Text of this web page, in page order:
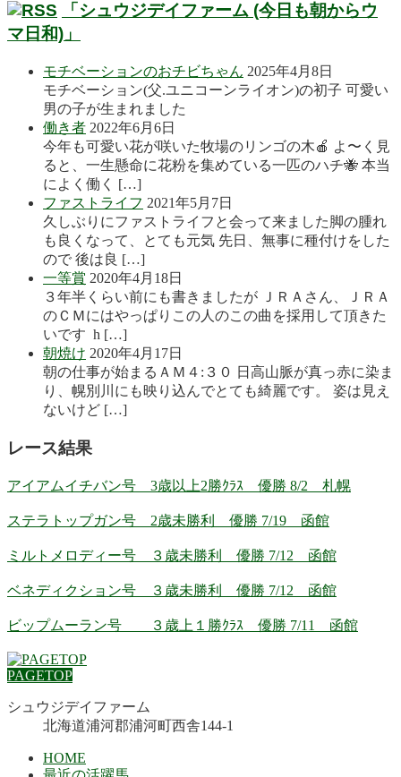
「シュウジデイファーム (今日も朝からウ
マ日和)」
モチベーションのおチビちゃん 2025年4月8日
モチベーション(父.ユニコーンライオン)の初子 可愛い
男の子が生まれました
働き者 2022年6月6日
今年も可愛い花が咲いた牧場のリンゴの木🍎 よ〜く見
ると、一生懸命に花粉を集めている一匹のハチ🐝 本当
によく働く […]
ファストライフ 2021年5月7日
久しぶりにファストライフと会って来ました脚の腫れ
も良くなって、とても元気 先日、無事に種付けをした
ので 後は良 […]
一等賞 2020年4月18日
３年半くらい前にも書きましたが ＪＲＡさん、ＪＲＡ
のＣＭにはやっぱりこの人のこの曲を採用して頂きた
いです h […]
朝焼け 2020年4月17日
朝の仕事が始まるＡＭ４:３０ 日高山脈が真っ赤に染ま
り、幌別川にも映り込んでとても綺麗です。 姿は見え
ないけど […]
レース結果
アイアムイチバン号 3歳以上2勝ｸﾗｽ 優勝 8/2 札幌
ステラトップガン号 2歳未勝利 優勝 7/19 函館
ミルトメロディー号 ３歳未勝利 優勝 7/12 函館
ベネディクション号 ３歳未勝利 優勝 7/12 函館
ビップムーラン号 ３歳上１勝ｸﾗｽ 優勝 7/11 函館
PAGETOP
シュウジデイファーム
北海道浦河郡浦河町西舎144-1
HOME